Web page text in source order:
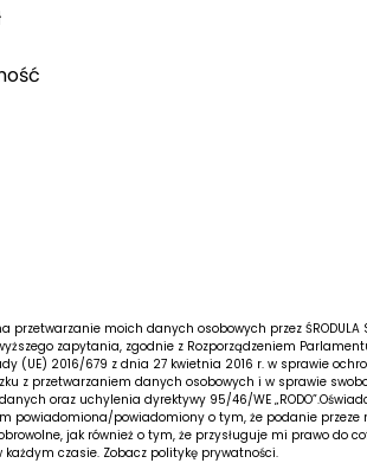
przetwarzanie moich danych osobowych przez ŚRODULA
zapytania, zgodnie z Rozporządzeniem
(UE) 2016/679 z dnia 27 kwietnia 2016 r. w sprawie
z przetwarzaniem danych osobowych i w sprawie
oraz uchylenia dyrektywy 95/46/WE
powiadomiona/powiadomiony o tym, że podanie przeze
jak również o tym, że przysługuje mi prawo do
każdym czasie. Zobacz politykę prywatności.